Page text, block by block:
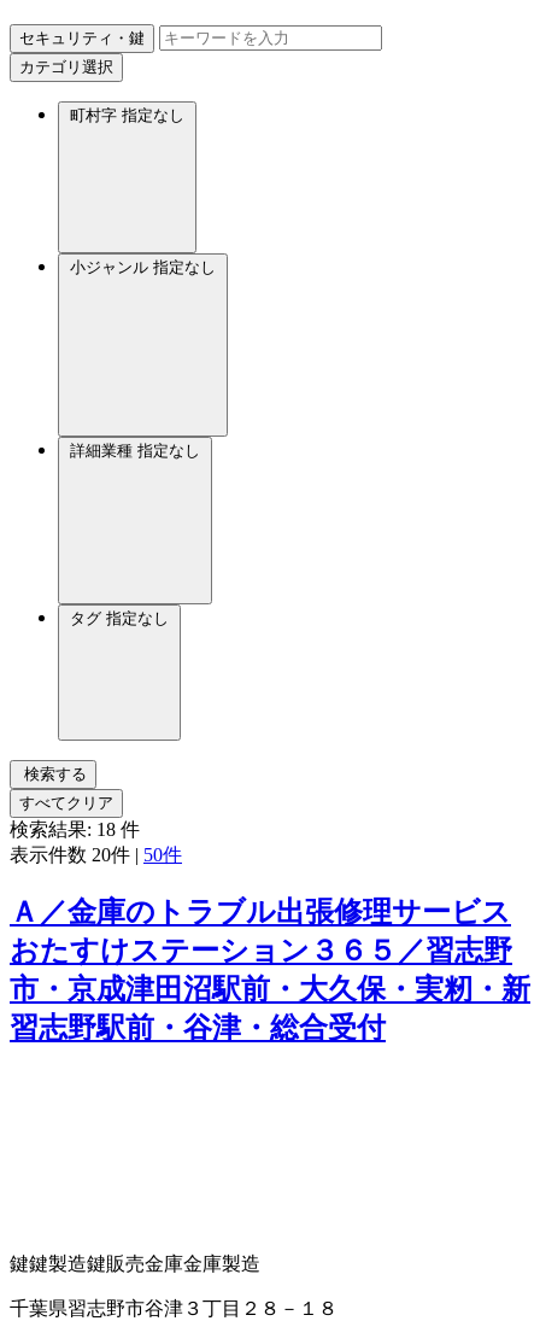
セキュリティ・鍵
カテゴリ選択
町村字 指定なし
小ジャンル 指定なし
詳細業種 指定なし
タグ 指定なし
検索する
すべてクリア
検索結果: 18 件
表示件数 20件 | 50件
Ａ／金庫のトラブル出張修理サービス
おたすけステーション３６５／習志野
市・京成津田沼駅前・大久保・実籾・新
習志野駅前・谷津・総合受付
鍵鍵製造鍵販売金庫金庫製造
千葉県習志野市谷津３丁目２８－１８